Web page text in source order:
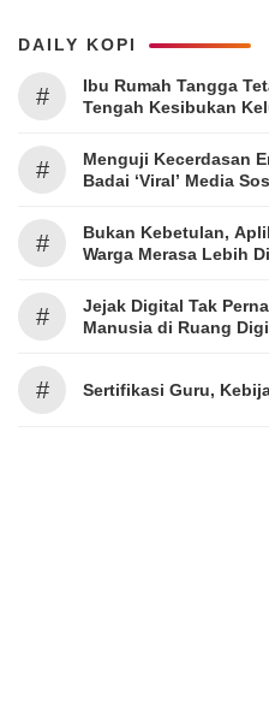
DAILY KOPI
#
Ibu Rumah Tangga
Tengah Kesibukan
#
Menguji Kecerdasan
Badai ‘Viral’ Media
#
Bukan Kebetulan,
Warga Merasa Lebih
#
Jejak Digital Tak
Manusia di Ruang
# Sertifikasi Guru,